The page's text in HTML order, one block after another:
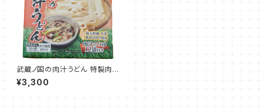
武蔵ノ国の肉汁うどん 特製肉汁
のつゆ付き 箱入り ６袋セット 12
人前
¥3,300